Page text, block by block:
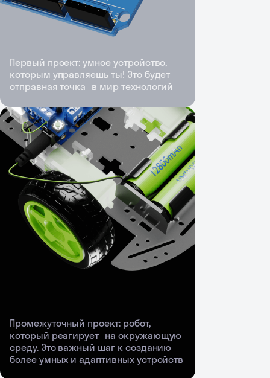
Первый проект: умное устройство,
которым управляешь ты! Это будет
отправная точка в мир технологий
Промежуточный проект: робот,
который реагирует на окружающую
среду. Это важный шаг к созданию
более умных и адаптивных устройств